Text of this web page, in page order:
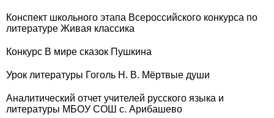
Конспект школьного этапа Всероссийского конкурса по
литературе Живая классика
Конкурс В мире сказок Пушкина
Урок литературы Гоголь Н. В. Мёртвые души
Аналитический отчет учителей русского языка и
литературы МБОУ СОШ с. Арибашево